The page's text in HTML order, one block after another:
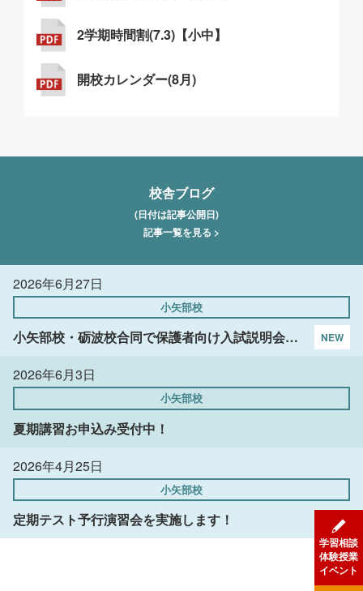
2学期時間割(7.3)【小中】
開校カレンダー(8月)
校舎ブログ
(日付は記事公開日)
記事一覧を見る >
2026年6月27日
小矢部校
小矢部校・砺波校合同で保護者向け入試説明会を行いました！
2026年6月3日
小矢部校
夏期講習お申込み受付中！
2026年4月25日
小矢部校
定期テスト予行演習会を実施します！
学習相談
体験授業
イベント